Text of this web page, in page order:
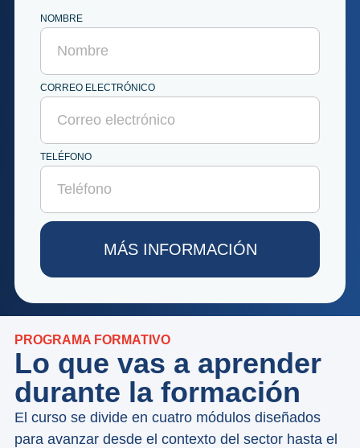
NOMBRE
CORREO ELECTRÓNICO
TELÉFONO
MÁS INFORMACIÓN
PROGRAMA FORMATIVO
Lo que vas a aprender
durante la formación
El curso se divide en cuatro módulos diseñados
para avanzar desde el contexto del sector hasta el